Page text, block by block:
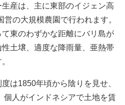
産は、主に東部のイジェン高
の大規模農園で行われます。
東のわずかな距離にバリ島が
土壌、適度な降雨量、亜熱帯
は1850年頃から陰りを見せ、
個人がインドネシアで土地を賃